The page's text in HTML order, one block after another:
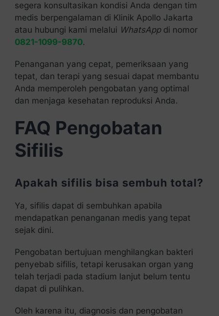
segera konsultasikan kondisi Anda dengan tim
medis berpengalaman di Klinik Apollo Jakarta
atau hubungi kami melalui WhatsAppdi nomor
0821-1099-9870.
Penanganan yang cepat, pemeriksaan yang
tepat, dan terapi yang sesuai dapat membantu
Anda memperoleh pengobatan yang optimal
dan menjaga kesehatan reproduksi Anda.
FAQ Pengobatan
Sifilis
Apakah sifilis bisa sembuh total?
Ya, sifilis dapat di sembuhkan apabila
mendapatkan penanganan medis yang tepat
sejak dini.
Pengobatan bertujuan menghilangkan bakteri
penyebab sifilis, tetapi kerusakan organ yang
telah terjadi pada stadium lanjut belum tentu
dapat di pulihkan.
Oleh karena itu, diagnosis dan pengobatan